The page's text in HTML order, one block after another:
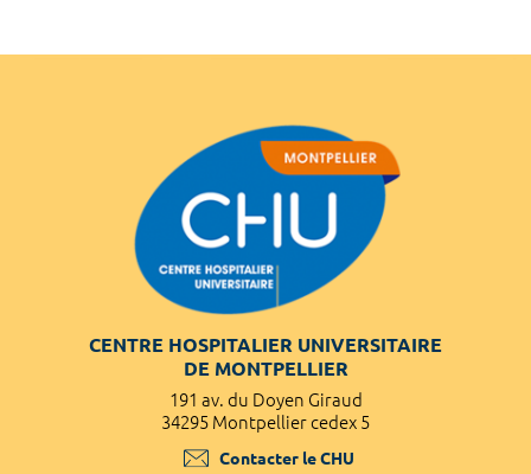
CENTRE HOSPITALIER UNIVERSITAIRE
DE MONTPELLIER
191 av. du Doyen Giraud
34295 Montpellier cedex 5
Contacter le CHU